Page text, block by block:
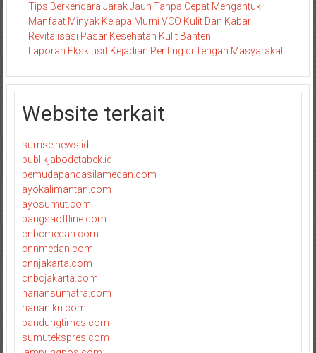
Tips Berkendara Jarak Jauh Tanpa Cepat Mengantuk
Manfaat Minyak Kelapa Murni VCO Kulit Dan Kabar
Revitalisasi Pasar Kesehatan Kulit Banten
Laporan Eksklusif Kejadian Penting di Tengah Masyarakat
Website terkait
sumselnews.id
publikjabodetabek.id
pemudapancasilamedan.com
ayokalimantan.com
ayosumut.com
bangsaoffline.com
cnbcmedan.com
cnnmedan.com
cnnjakarta.com
cnbcjakarta.com
hariansumatra.com
harianikn.com
bandungtimes.com
sumutekspres.com